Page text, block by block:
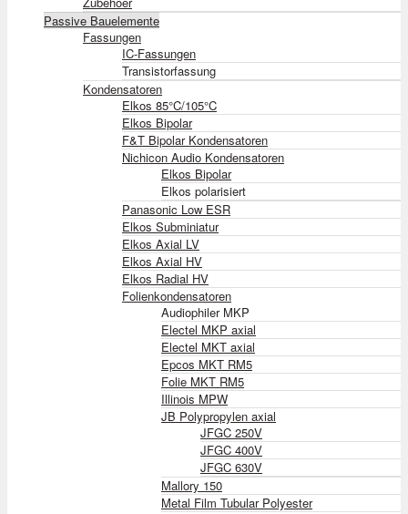
Passive Bauelemente
Fassungen
IC-Fassungen
Transistorfassung
Kondensatoren
Elkos 85°C/105°C
Elkos Bipolar
F&T Bipolar Kondensatoren
Nichicon Audio Kondensatoren
Elkos Bipolar
Elkos polarisiert
Panasonic Low ESR
Elkos Subminiatur
Elkos Axial LV
Elkos Axial HV
Elkos Radial HV
Folienkondensatoren
Audiophiler MKP
Electel MKP axial
Electel MKT axial
Epcos MKT RM5
Folie MKT RM5
Illinois MPW
JB Polypropylen axial
JFGC 250V
JFGC 400V
JFGC 630V
Mallory 150
Metal Film Tubular Polyester